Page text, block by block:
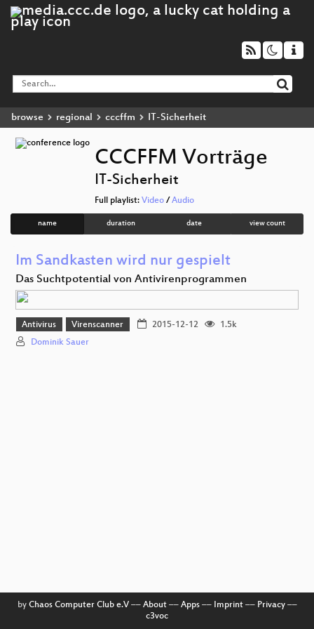
browse regional cccffm IT-Sicherheit
CCCFFM Vorträge
IT-Sicherheit
Full playlist: Video / Audio
name duration date view count
Im Sandkasten wird nur gespielt
Das Suchtpotential von Antivirenprogrammen
Antivirus Virenscanner 2015-12-12
1.5k
Dominik Sauer
by Chaos Computer Club e.V–– About–– Apps–– Imprint–– Privacy––
c3voc